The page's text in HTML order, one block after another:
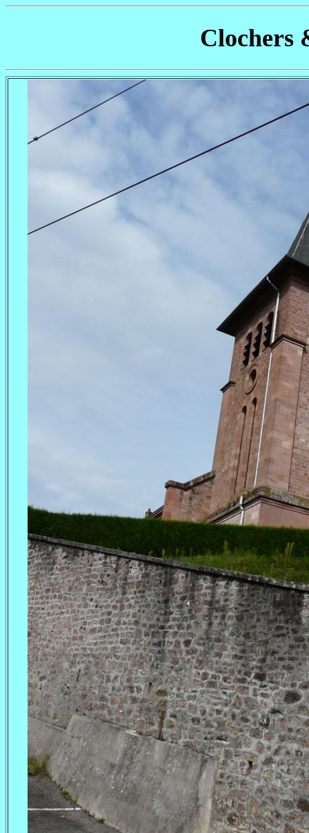
Clochers